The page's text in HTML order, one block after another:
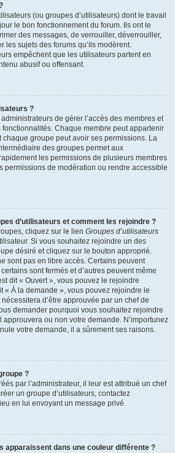
(ou groupes d’utilisateurs) dont le travail
le bon fonctionnement du forum. Ils ont le
des messages, de verrouiller, déverrouiller,
les sujets des forums qu’ils modèrent.
empêchent que les utilisateurs partent en
abusif ou offensant.
?
de gérer l’accès des membres et
fonctionnalités. Chaque membre peut appartenir
groupe peut avoir ses permissions. La
des groupes permet aux
les permissions de plusieurs membres
permissions de modération ou rendre accessible
d’utilisateurs et comment les rejoindre ?
cliquez sur le lien Groupes d’utilisateurs
Si vous souhaitez rejoindre un des
désiré et cliquez sur le bouton approprié.
sont pas en libre accès. Certains peuvent
sont fermés et d’autres peuvent même
dit « Ouvert », vous pouvez le rejoindre
« À la demande », vous pouvez rejoindre le
d’être approuvée par un chef de
demander pourquoi vous souhaitez rejoindre
approuvera ou non votre demande. N’importunez
votre demande, il a sûrement ses raisons.
?
par l’administrateur, il leur est attribué un chef
un groupe d’utilisateurs, contactez
en lui envoyant un message privé.
apparaissent dans une couleur différente ?